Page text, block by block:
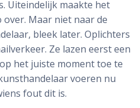
Uiteindelijk maakte het
Maar niet naar de
bleek later. Oplichters
Ze lazen eerst een
het juiste moment toe te
voeren nu
fout dit is.